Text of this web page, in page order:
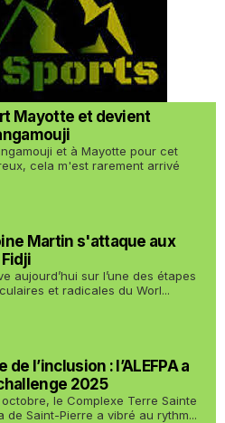
Mayotte et devient
et à Mayotte pour cet
cela m'est rarement arrivé
Martin s'attaque aux
aujourd’hui sur l’une des étapes
et radicales du Worl...
l’inclusion : l’ALEFPA a
2025
le Complexe Terre Sainte
de Saint-Pierre a vibré au rythm...